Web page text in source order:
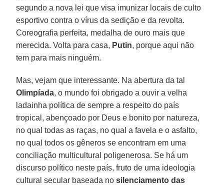
segundo a nova lei que visa imunizar locais de culto
esportivo contra o vírus da sedição e da revolta.
Coreografia perfeita, medalha de ouro mais que
merecida. Volta para casa, Putin, porque aqui não
tem para mais ninguém.
Mas, vejam que interessante. Na abertura da tal
Olimpíada, o mundo foi obrigado a ouvir a velha
ladainha política de sempre a respeito do país
tropical, abençoado por Deus e bonito por natureza,
no qual todas as raças, no qual a favela e o asfalto,
no qual todos os gêneros se encontram em uma
conciliação multicultural poligenerosa. Se há um
discurso político neste país, fruto de uma ideologia
cultural secular baseada nosilenciamento das